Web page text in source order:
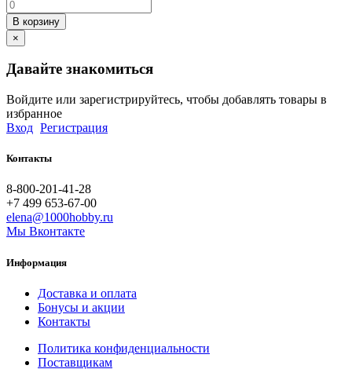
В корзину
×
Давайте знакомиться
Войдите или зарегистрируйтесь, чтобы добавлять товары в
избранное
Вход Регистрация
Контакты
8-800-201-41-28
+7 499 653-67-00
elena@1000hobby.ru
Мы Вконтакте
Информация
Доставка и оплата
Бонусы и акции
Контакты
Политика конфиденциальности
Поставщикам